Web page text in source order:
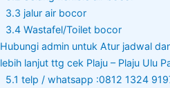
3.3 jalur air bocor
3.4 Wastafel/Toilet bocor
Hubungi admin untuk Atur jadwal
lebih lanjut ttg cek Plaju – Plaju Ulu
5.1 telp / whatsapp :0812 1324